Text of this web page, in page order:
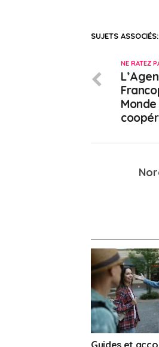
SUJETS ASSOCIÉS:
NE RATEZ
Guides et